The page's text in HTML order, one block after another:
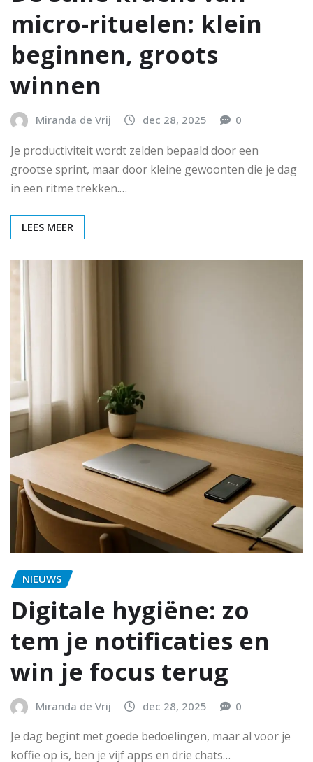
micro-rituelen: klein
beginnen, groots
winnen
Miranda de Vrij dec 28, 2025 0
Je productiviteit wordt zelden bepaald door een
grootse sprint, maar door kleine gewoonten die je dag
in een ritme trekken.…
LEES MEER
NIEUWS
Digitale hygiëne: zo
tem je notificaties en
win je focus terug
Miranda de Vrij dec 28, 2025 0
Je dag begint met goede bedoelingen, maar al voor je
koffie op is, ben je vijf apps en drie chats…